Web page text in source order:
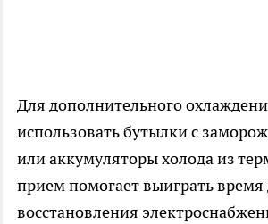
Для дополнительного
использовать бутылки с
или аккумуляторы холода из
прием помогает выиграть время
восстановления